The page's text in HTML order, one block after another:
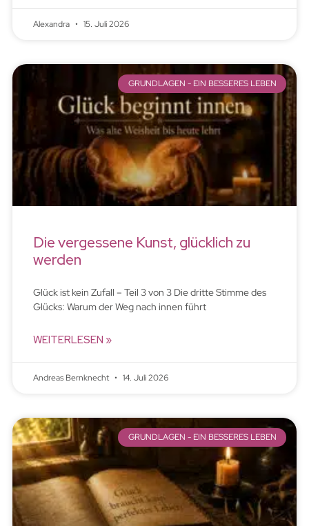
Alexandra 15. Juli 2026
GRUNDLAGEN - EIN BESSERES LEBEN
Die vergessene Kunst, glücklich zu
werden
Glück ist kein Zufall – Teil 3 von 3 Die dritte Stimme des
Glücks: Warum der Weg nach innen führt
WEITERLESEN »
Andreas Bernknecht 14. Juli 2026
GRUNDLAGEN - EIN BESSERES LEBEN